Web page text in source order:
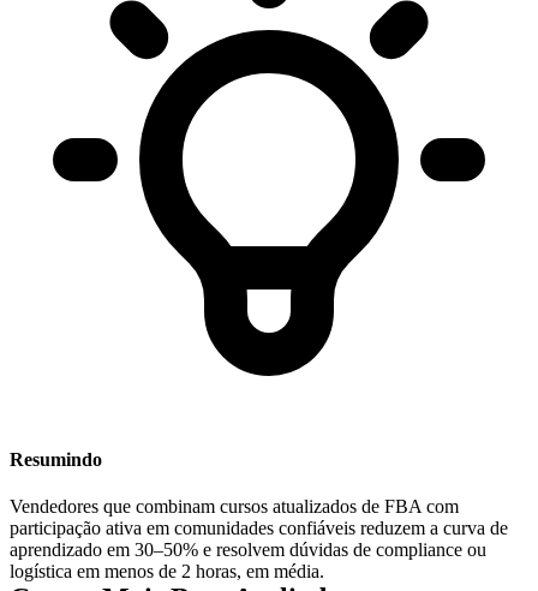
Resumindo
Vendedores que combinam cursos atualizados de FBA com
participação ativa em comunidades confiáveis reduzem a curva de
aprendizado em 30–50% e resolvem dúvidas de compliance ou
logística em menos de 2 horas, em média.